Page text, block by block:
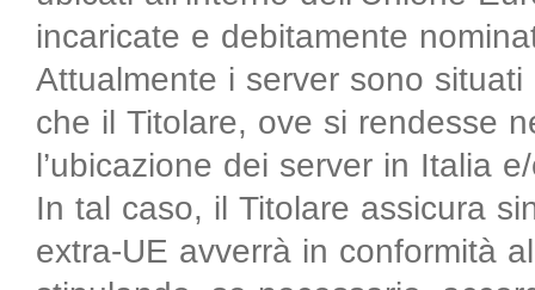
incaricate e debitamente
Attualmente i server sono
che il Titolare, ove si rendesse
l’ubicazione dei server in Italia
In tal caso, il Titolare assicura
extra-UE avverrà in conformità